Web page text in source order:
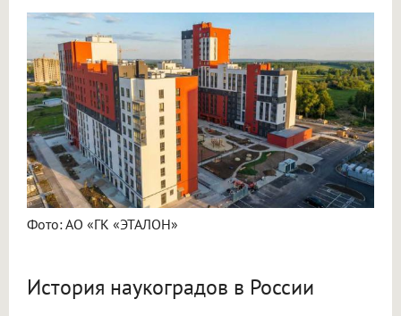
Фото: АО «ГК «ЭТАЛОН»
История наукоградов в России